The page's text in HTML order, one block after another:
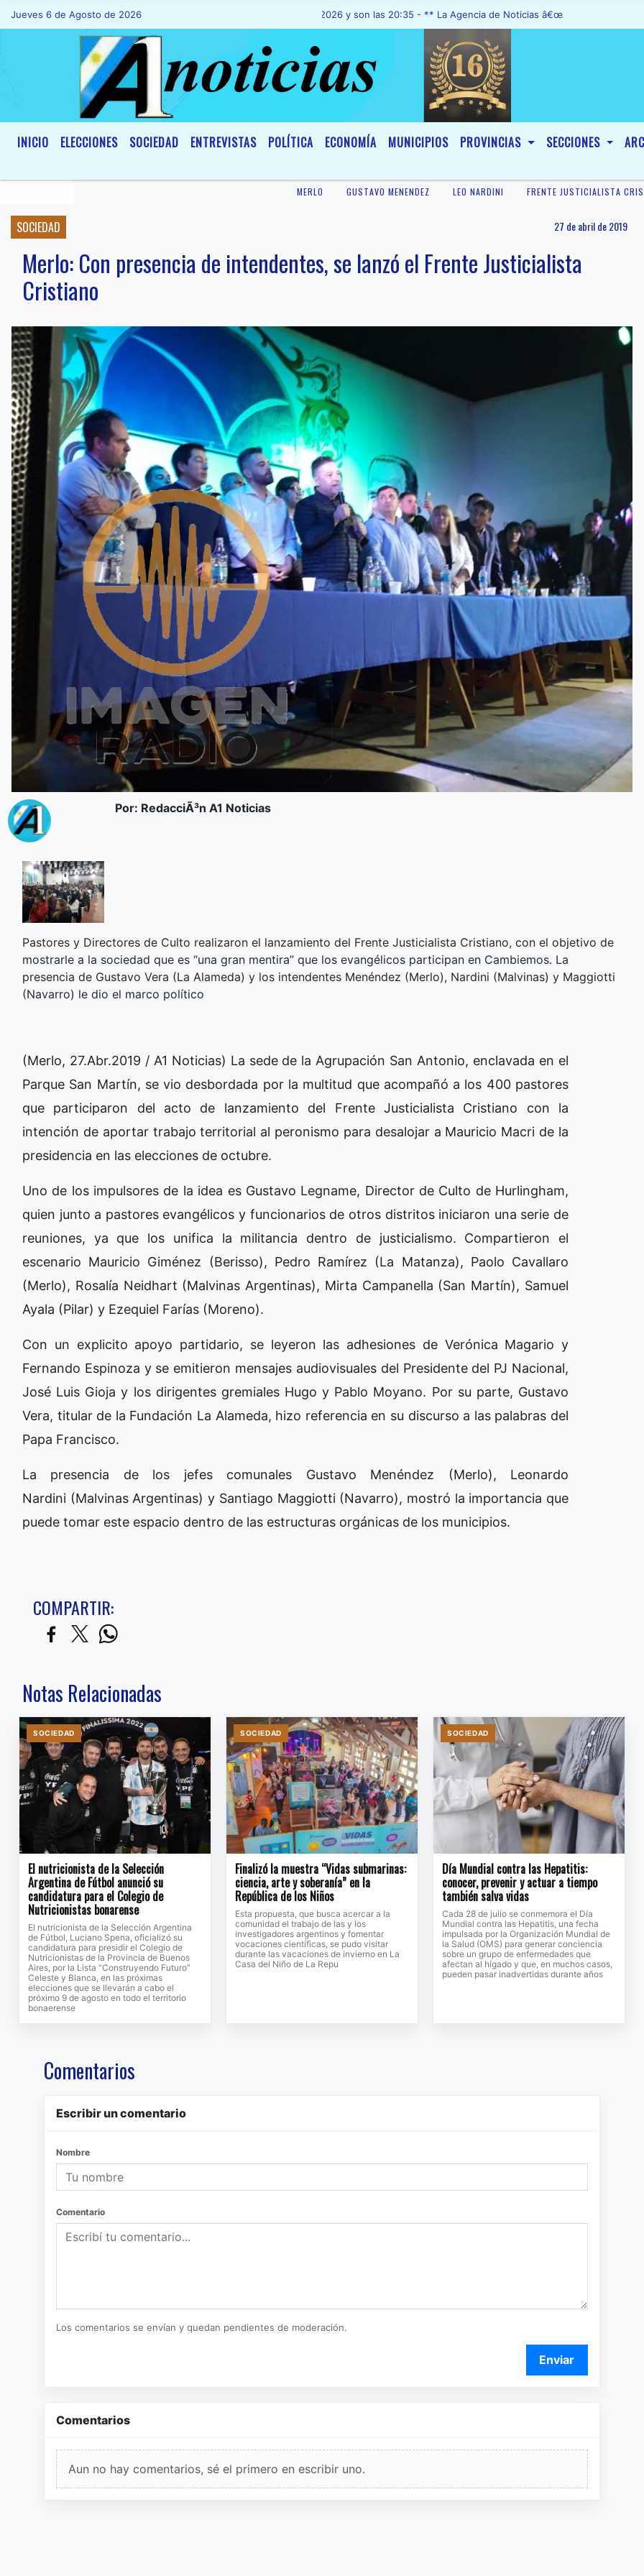
Jueves 6 de Agosto de 2026Hoy es Jueves 6 de Agosto de 2026 y son las 20:35 - ** La Agencia de Noticias â€œA1 Noticiasâ€, fue
INICIO ELECCIONES SOCIEDAD ENTREVISTAS POLÍTICA ECONOMÍA MUNICIPIOS PROVINCIAS SECCIONES
MERLO GUSTAVO MENENDEZ LEO NARDINI FRENTE JUSTICIALISTA
SOCIEDAD 27 de abril de 2019
Merlo: Con presencia de intendentes, se lanzó el Frente Justicialista
Cristiano
Por: RedacciÃ³n A1 Noticias
Pastores y Directores de Culto realizaron el lanzamiento del Frente Justicialista Cristiano, con el objetivo de
mostrarle a la sociedad que es “una gran mentira” que los evangélicos participan en Cambiemos. La
presencia de Gustavo Vera (La Alameda) y los intendentes Menéndez (Merlo), Nardini (Malvinas) y Maggiotti
(Navarro) le dio el marco político
(Merlo, 27.Abr.2019 / A1 Noticias) La sede de la Agrupación San Antonio, enclavada en el
Parque San Martín, se vio desbordada por la multitud que acompañó a los 400 pastores
que participaron del acto de lanzamiento del Frente Justicialista Cristiano con la
intención de aportar trabajo territorial al peronismo para desalojar a Mauricio Macri de la
presidencia en las elecciones de octubre.
Uno de los impulsores de la idea es Gustavo Legname, Director de Culto de Hurlingham,
quien junto a pastores evangélicos y funcionarios de otros distritos iniciaron una serie de
reuniones, ya que los unifica la militancia dentro de justicialismo. Compartieron el
escenario Mauricio Giménez (Berisso), Pedro Ramírez (La Matanza), Paolo Cavallaro
(Merlo), Rosalía Neidhart (Malvinas Argentinas), Mirta Campanella (San Martín), Samuel
Ayala (Pilar) y Ezequiel Farías (Moreno).
Con un explicito apoyo partidario, se leyeron las adhesiones de Verónica Magario y
Fernando Espinoza y se emitieron mensajes audiovisuales del Presidente del PJ Nacional,
José Luis Gioja y los dirigentes gremiales Hugo y Pablo Moyano. Por su parte, Gustavo
Vera, titular de la Fundación La Alameda, hizo referencia en su discurso a las palabras del
Papa Francisco.
La presencia de los jefes comunales Gustavo Menéndez (Merlo), Leonardo
Nardini (Malvinas Argentinas) y Santiago Maggiotti (Navarro), mostró la importancia que
puede tomar este espacio dentro de las estructuras orgánicas de los municipios.
COMPARTIR:
Notas Relacionadas
SOCIEDAD
El nutricionista de la Selección
Argentina de Fútbol anunció su
candidatura para el Colegio de
Nutricionistas bonarense
El nutricionista de la Selección Argentina
de Fútbol, Luciano Spena, oficializó su
candidatura para presidir el Colegio de
Nutricionistas de la Provincia de Buenos
Aires, por la Lista “Construyendo Futuro”
Celeste y Blanca, en las próximas
elecciones que se llevarán a cabo el
próximo 9 de agosto en todo el territorio
bonaerense
SOCIEDAD
Finalizó la muestra “Vidas submarinas:
ciencia, arte y soberanía” en la
República de los Niños
Esta propuesta, que busca acercar a la
comunidad el trabajo de las y los
investigadores argentinos y fomentar
vocaciones científicas, se pudo visitar
durante las vacaciones de invierno en La
Casa del Niño de La Repu
SOCIEDAD
Día Mundial contra las Hepatitis:
conocer, prevenir y actuar a tiempo
también salva vidas
Cada 28 de julio se conmemora el Día
Mundial contra las Hepatitis, una fecha
impulsada por la Organización Mundial de
la Salud (OMS) para generar conciencia
sobre un grupo de enfermedades que
afectan al hígado y que, en muchos casos,
pueden pasar inadvertidas durante años
Comentarios
Escribir un comentario
Nombre
Comentario
Los comentarios se envían y quedan pendientes de moderación.
Enviar
Comentarios
Aun no hay comentarios, sé el primero en escribir uno.